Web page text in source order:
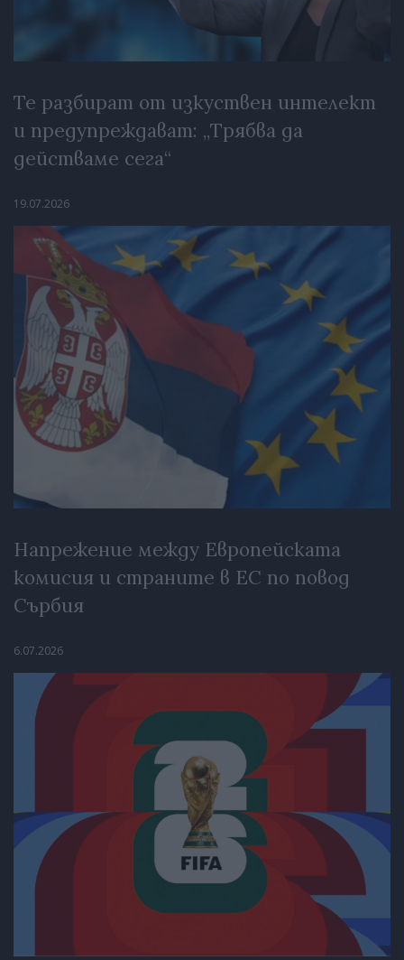
Те разбират от изкуствен интелект
и предупреждават: „Трябва да
действаме сега“
19.07.2026
Напрежение между Европейската
комисия и страните в ЕС по повод
Сърбия
6.07.2026